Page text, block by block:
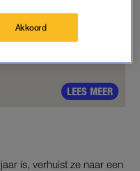
(25) heeft
'Het bloed
LEES MEER
is, verhuist ze naar een
Akkoord